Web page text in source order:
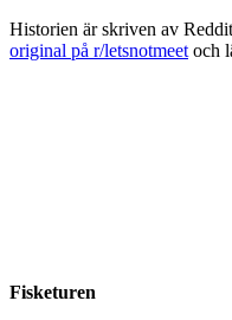
Historien är skriven av
original på r/letsnotmeet och
Fisketuren